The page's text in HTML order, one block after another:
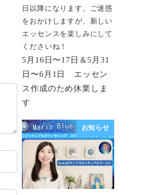
5月16日〜17日＆5月31
日〜6月1日 エッセン
ス作成のため休業しま
す
日以降になります。ご迷惑
をおかけしますが、新しい
エッセンスを楽しみにして
くださいね！
お知らせ